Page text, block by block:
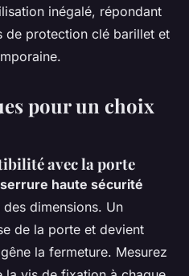
inégalé, répondant
de protection clé barillet et
pour un choix
avec la porte
haute sécurité
dimensions. Un
de la porte et devient
la fermeture. Mesurez